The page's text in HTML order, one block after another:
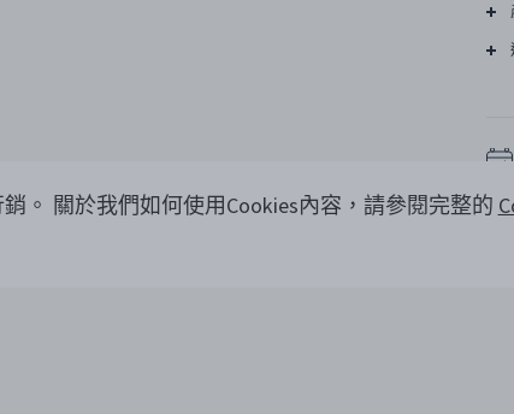
。 關於我們如何使用Cookies內容，請參閱完整的